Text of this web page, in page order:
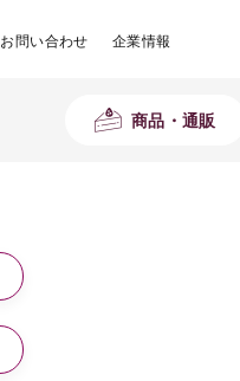
お問い合わせ 企業情報
商品・通販